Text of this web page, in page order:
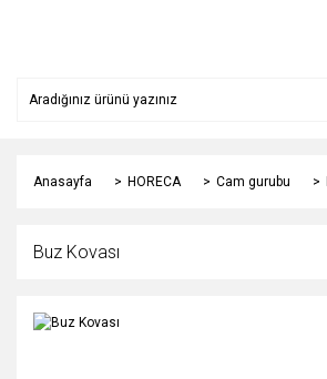
Anasayfa HORECA Cam gurubu
Buz Kovası